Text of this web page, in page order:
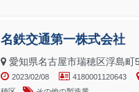
名鉄交通第一株式会社
愛知県名古屋市瑞穂区浮島町
2023/02/08 4180001120643